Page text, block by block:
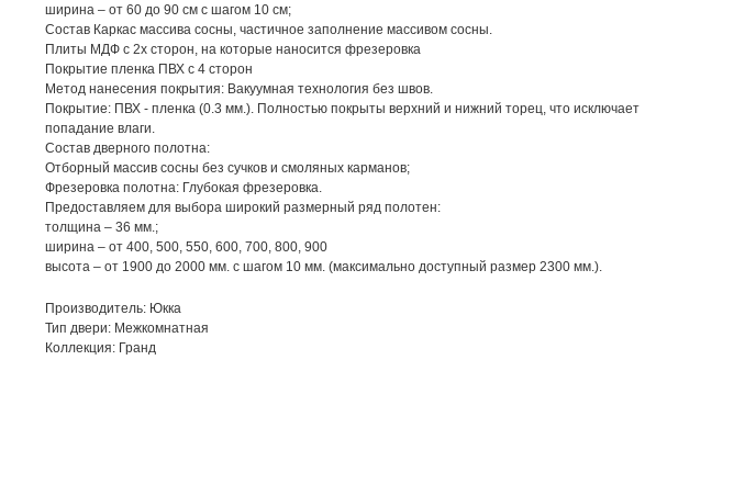
ширина – от 60 до 90 см с шагом 10 см;
Состав Каркас массива сосны, частичное заполнение массивом сосны.
Плиты МДФ с 2х сторон, на которые наносится фрезеровка
Покрытие пленка ПВХ с 4 сторон
Метод нанесения покрытия: Вакуумная технология без швов.
Покрытие: ПВХ - пленка (0.3 мм.). Полностью покрыты верхний и нижний торец, что исключает
попадание влаги.
Состав дверного полотна:
Отборный массив сосны без сучков и смоляных карманов;
Фрезеровка полотна: Глубокая фрезеровка.
Предоставляем для выбора широкий размерный ряд полотен:
толщина – 36 мм.;
ширина – от 400, 500, 550, 600, 700, 800, 900
высота – от 1900 до 2000 мм. с шагом 10 мм. (максимально доступный размер 2300 мм.).
Производитель: Юкка
Тип двери: Межкомнатная
Коллекция: Гранд